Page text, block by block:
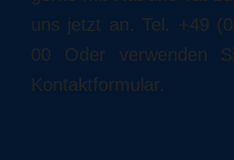
uns jetzt an. Tel. +49
00 Oder verwenden
Kontaktformular.